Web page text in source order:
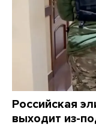
Российская
выходит из-